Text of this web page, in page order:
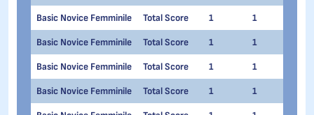
Basic Novice Femminile Total Score 1 1
Basic Novice Femminile Total Score 1 1
Basic Novice Femminile Total Score 1 1
Basic Novice Femminile Total Score 1 1